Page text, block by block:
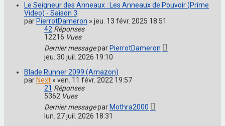
Le Seigneur des Anneaux : Les Anneaux de Pouvoir (Prime
Video) - Saison 3
parPierrotDameron » jeu. 13 févr. 2025 18:51
42 Réponses
12216 Vues
Dernier messageparPierrotDameron
jeu. 30 juil. 2026 19:10
Blade Runner 2099 (Amazon)
parNext » ven. 11 févr. 2022 19:57
21 Réponses
5362 Vues
Dernier messageparMothra2000
lun. 27 juil. 2026 18:31